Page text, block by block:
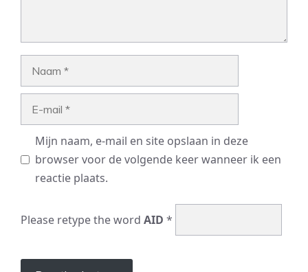
Mijn naam, e-mail en site opslaan in deze
browser voor de volgende keer wanneer ik een
reactie plaats.
Please retype the word AID *